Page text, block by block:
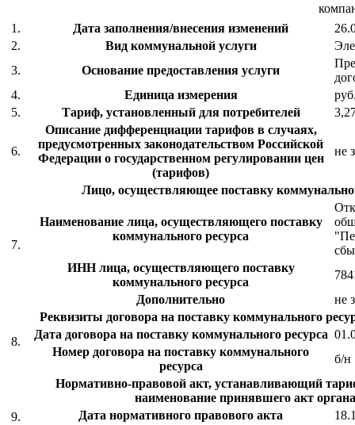
1.
Дата заполнения/внесения изменений
2.
Вид коммунальной услуги
3.
Основание предоставления услуги
4.
Единица измерения
5.
Тариф, установленный для потребителей
6.
Описание дифференциации тарифов в случаях,
предусмотренных законодательством Российской
Федерации о государственном регулировании цен
(тарифов)
не
7.
Лицо, осуществляющее поставку
Наименование лица, осуществляющего поставку
коммунального ресурса
ИНН лица, осуществляющего поставку
коммунального ресурса
Дополнительно
не
8.
Реквизиты договора на поставку коммунального
Дата договора на поставку коммунального ресурса
Номер договора на поставку коммунального
ресурса
б/н
9.
Нормативно-правовой акт, устанавливающий
наименование принявшего акт
Дата нормативного правового акта